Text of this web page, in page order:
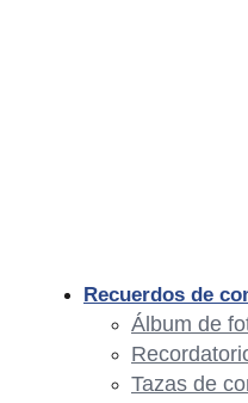
Recuerdos de
Álbum de
Tazas de